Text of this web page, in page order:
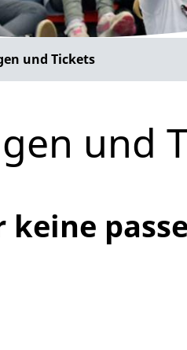
und Tickets
und
keine